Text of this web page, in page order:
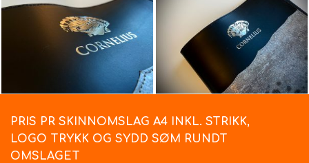
PRIS PR SKINNOMSLAG A4 INKL. STRIKK,
LOGO TRYKK OG SYDD SØM RUNDT
OMSLAGET